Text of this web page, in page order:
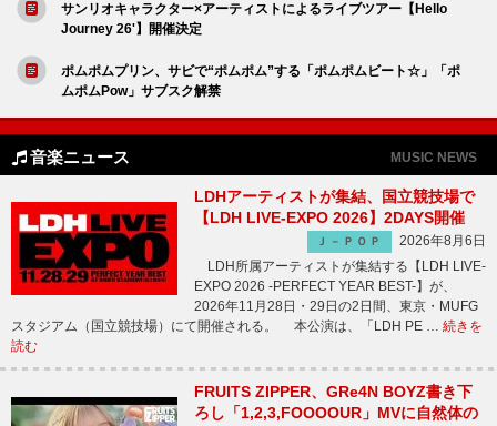
サンリオキャラクター×アーティストによるライブツアー【Hello
Journey 26'】開催決定
ポムポムプリン、サビで“ポムポム”する「ポムポムビート☆」「ポ
ムポムPow」サブスク解禁
音楽ニュース MUSIC NEWS
LDHアーティストが集結、国立競技場で
【LDH LIVE-EXPO 2026】2DAYS開催
Ｊ－ＰＯＰ
2026年8月6日
LDH所属アーティストが集結する【LDH LIVE-
EXPO 2026 -PERFECT YEAR BEST-】が、
2026年11月28日・29日の2日間、東京・MUFG
スタジアム（国立競技場）にて開催される。 本公演は、「LDH PE … 続きを
読む
FRUITS ZIPPER、GRe4N BOYZ書き下
ろし「1,2,3,FOOOOUR」MVに自然体の